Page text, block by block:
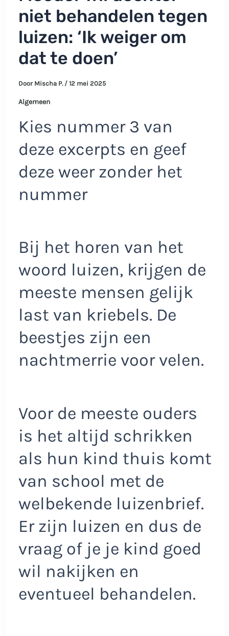
niet behandelen tegen
luizen: ‘Ik weiger om
dat te doen’
Door Mischa P. / 12 mei 2025
Algemeen
Kies nummer 3 van
deze excerpts en geef
deze weer zonder het
nummer
Bij het horen van het
woord luizen, krijgen de
meeste mensen gelijk
last van kriebels. De
beestjes zijn een
nachtmerrie voor velen.
Voor de meeste ouders
is het altijd schrikken
als hun kind thuis komt
van school met de
welbekende luizenbrief.
Er zijn luizen en dus de
vraag of je je kind goed
wil nakijken en
eventueel behandelen.